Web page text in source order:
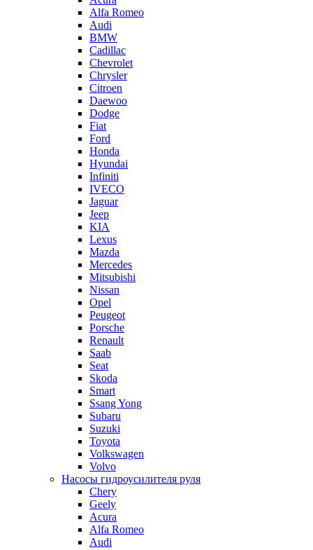
Alfa Romeo
Audi
BMW
Cadillac
Chevrolet
Chrysler
Citroen
Daewoo
Dodge
Fiat
Ford
Honda
Hyundai
Infiniti
IVECO
Jaguar
Jeep
KIA
Lexus
Mazda
Mercedes
Mitsubishi
Nissan
Opel
Peugeot
Porsche
Renault
Saab
Seat
Skoda
Smart
Ssang Yong
Subaru
Suzuki
Toyota
Volkswagen
Volvo
Насосы гидроусилителя руля
Chery
Geely
Acura
Alfa Romeo
Audi